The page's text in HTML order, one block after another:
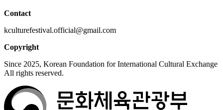
Contact
kculturefestival.official@gmail.com
Copyright
Since 2025, Korean Foundation for International Cultural Exchange
All rights reserved.